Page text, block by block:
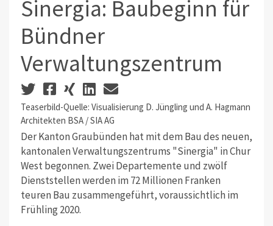
Sinergia: Baubeginn für
Bündner
Verwaltungszentrum
Teaserbild-Quelle: Visualisierung D. Jüngling und A. Hagmann
Architekten BSA / SIA AG
Der Kanton Graubünden hat mit dem Bau des neuen,
kantonalen Verwaltungszentrums "Sinergia" in Chur
West begonnen. Zwei Departemente und zwölf
Dienststellen werden im 72 Millionen Franken
teuren Bau zusammengeführt, voraussichtlich im
Frühling 2020.